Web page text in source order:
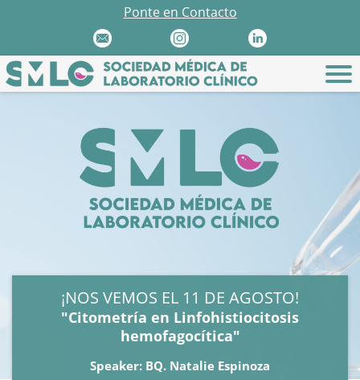
Ponte en Contacto
¡NOS VEMOS EL 11 DE AGOSTO!
"Citometría en Linfohistiocitosis
hemofagocítica"
Speaker: BQ. Natalie Espinoza